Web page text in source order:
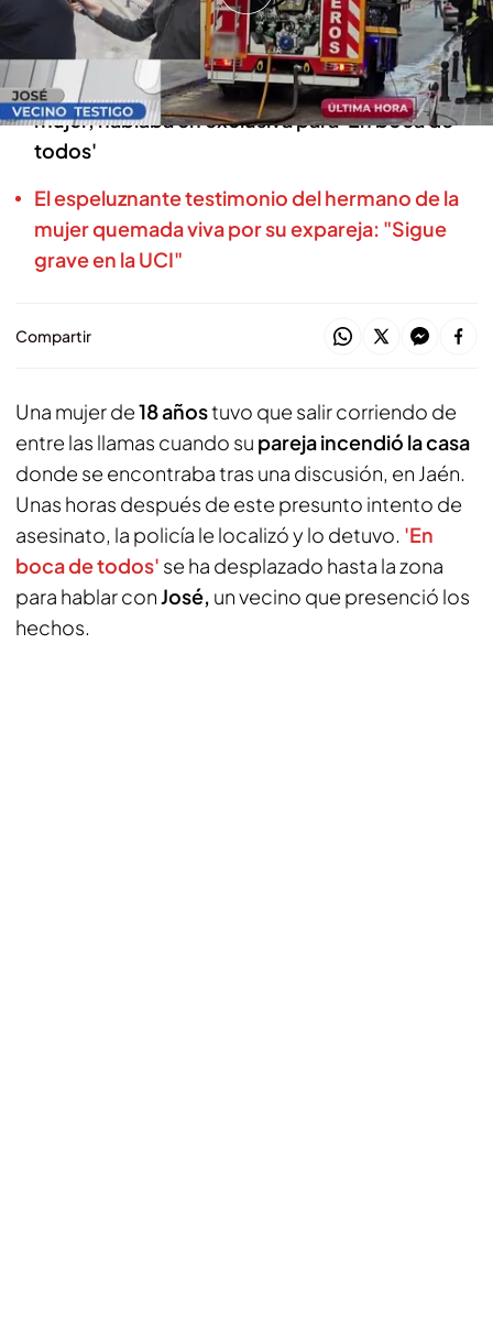
Un hombre ha incendiado su casa con su
pareja dentro tras una discusión en Jaén
José, uno de los testigos que socorrió a la
mujer, hablaba en exclusiva para 'En boca de
todos'
El espeluznante testimonio del hermano de la
mujer quemada viva por su expareja: "Sigue
grave en la UCI"
Compartir
Una mujer de18 añostuvo que salir corriendo de
entre las llamas cuando su pareja incendió la casa
donde se encontraba tras una discusión, en Jaén.
Unas horas después de este presunto intento de
asesinato, la policía le localizó y lo detuvo. 'En
boca de todos' se ha desplazado hasta la zona
para hablar conJosé, un vecino que presenció los
hechos.